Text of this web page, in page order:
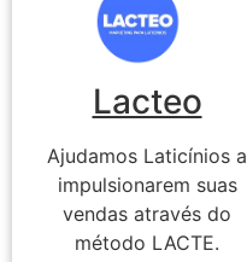
Lacteo
Ajudamos Laticínios a
impulsionarem suas
vendas através do
método LACTE.